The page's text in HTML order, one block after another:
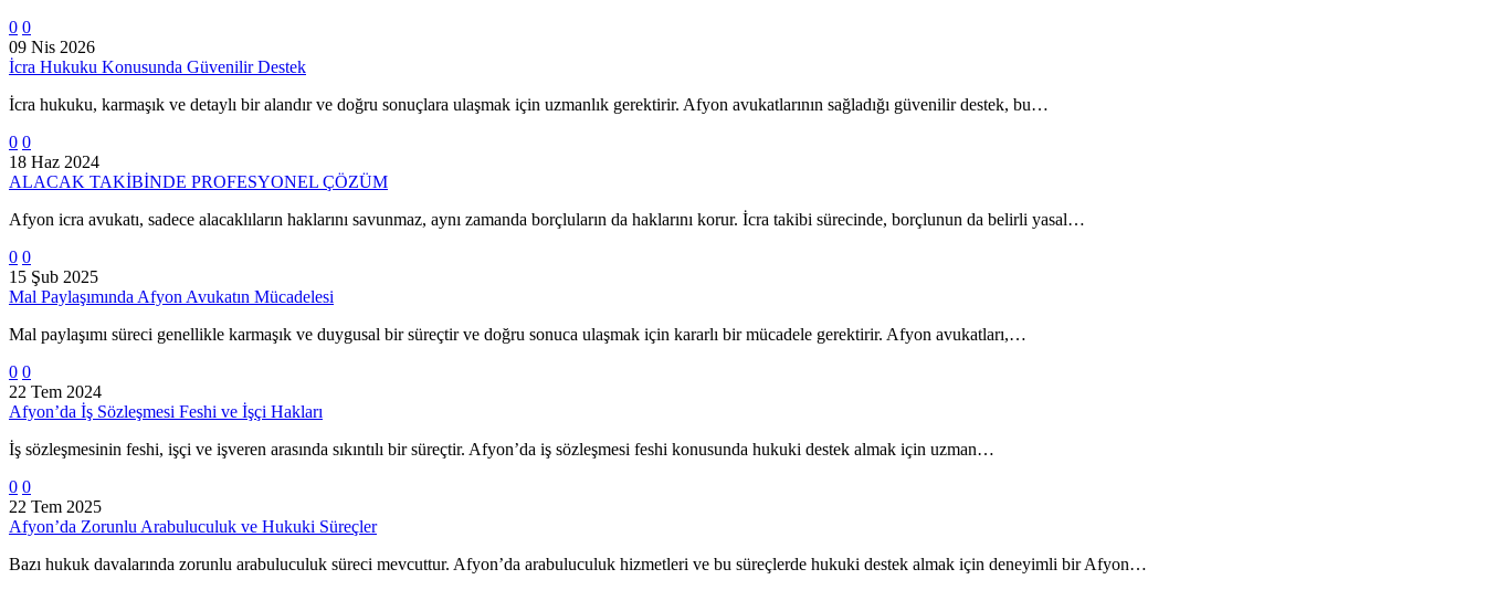
0 0
09 Nis 2026
İcra Hukuku Konusunda Güvenilir Destek
İcra hukuku, karmaşık ve detaylı bir alandır ve doğru sonuçlara ulaşmak için uzmanlık gerektirir. Afyon avukatlarının sağladığı güvenilir destek, bu…
0 0
18 Haz 2024
ALACAK TAKİBİNDE PROFESYONEL ÇÖZÜM
Afyon icra avukatı, sadece alacaklıların haklarını savunmaz, aynı zamanda borçluların da haklarını korur. İcra takibi sürecinde, borçlunun da belirli yasal…
0 0
15 Şub 2025
Mal Paylaşımında Afyon Avukatın Mücadelesi
Mal paylaşımı süreci genellikle karmaşık ve duygusal bir süreçtir ve doğru sonuca ulaşmak için kararlı bir mücadele gerektirir. Afyon avukatları,…
0 0
22 Tem 2024
Afyon’da İş Sözleşmesi Feshi ve İşçi Hakları
İş sözleşmesinin feshi, işçi ve işveren arasında sıkıntılı bir süreçtir. Afyon’da iş sözleşmesi feshi konusunda hukuki destek almak için uzman…
0 0
22 Tem 2025
Afyon’da Zorunlu Arabuluculuk ve Hukuki Süreçler
Bazı hukuk davalarında zorunlu arabuluculuk süreci mevcuttur. Afyon’da arabuluculuk hizmetleri ve bu süreçlerde hukuki destek almak için deneyimli bir Afyon…